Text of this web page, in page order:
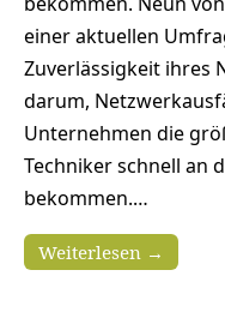
einer aktuellen
Zuverlässigkeit ihres
darum,
Unternehmen die
Techniker schnell an
bekommen.…
Weiterlesen →